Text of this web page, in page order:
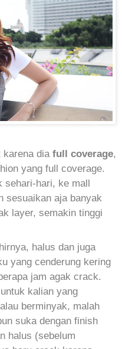
karena dia full coverage,
yang full coverage.
hari, ke mall
sesuaikan aja banyak
layer, semakin tinggi
halus dan juga
yang cenderung kering
jam agak crack.
kalian yang
berminyak, malah
suka dengan finish
halus (sebelum